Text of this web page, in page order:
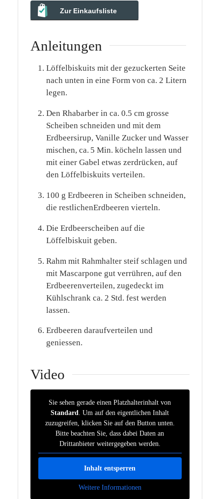
Zur Einkaufsliste
Anleitungen
Löffelbiskuits mit der gezuckerten Seite
nach unten in eine Form von ca. 2 Litern
legen.
Den Rhabarber in ca. 0.5 cm grosse
Scheiben schneiden und mit dem
Erdbeersirup, Vanille Zucker und Wasser
mischen, ca. 5 Min. köcheln lassen und
mit einer Gabel etwas zerdrücken, auf
den Löffelbiskuits verteilen.
100 g Erdbeeren in Scheiben schneiden,
die restlichenErdbeeren vierteln.
Die Erdbeerscheiben auf die
Löffelbiskuit geben.
Rahm mit Rahmhalter steif schlagen und
mit Mascarpone gut verrühren, auf den
Erdbeerenverteilen, zugedeckt im
Kühlschrank ca. 2 Std. fest werden
lassen.
Erdbeeren daraufverteilen und
geniessen.
Video
Sie sehen gerade einen Platzhalterinhalt von
Standard. Um auf den eigentlichen Inhalt
zuzugreifen, klicken Sie auf den Button unten.
Bitte beachten Sie, dass dabei Daten an
Drittanbieter weitergegeben werden.
Inhalt entsperren
Weitere Informationen